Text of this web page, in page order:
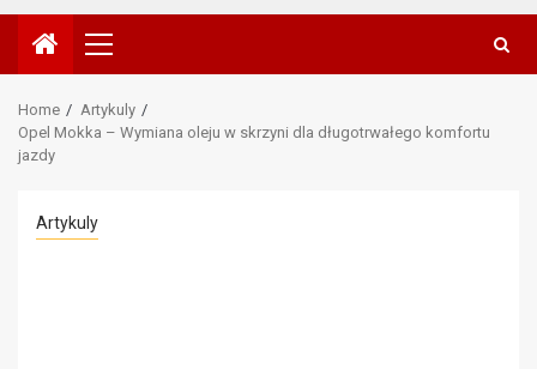
Primary
Menu
Home
Artykuly
Opel Mokka – Wymiana oleju w skrzyni dla długotrwałego komfortu
jazdy
Artykuly